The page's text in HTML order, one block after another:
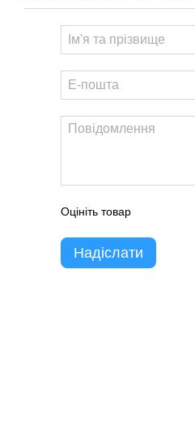
Оцініть товар
Надіслати